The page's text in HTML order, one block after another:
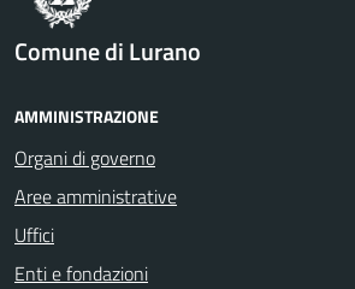
Comune di Lurano
AMMINISTRAZIONE
Organi di governo
Aree amministrative
Uffici
Enti e fondazioni